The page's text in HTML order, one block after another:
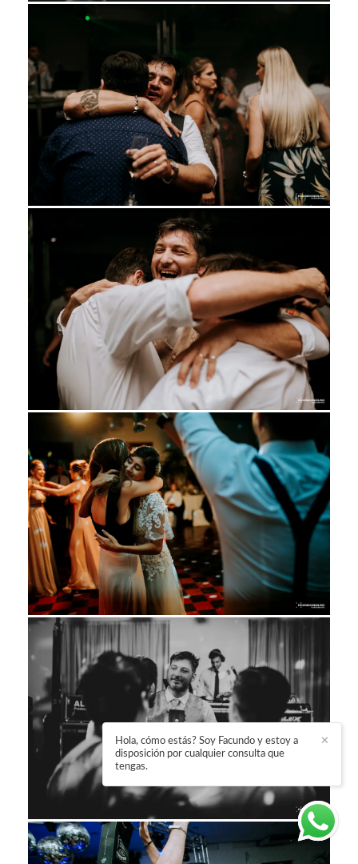
✕
Hola, cómo estás? Soy Facundo y estoy a
disposición por cualquier consulta que
tengas.